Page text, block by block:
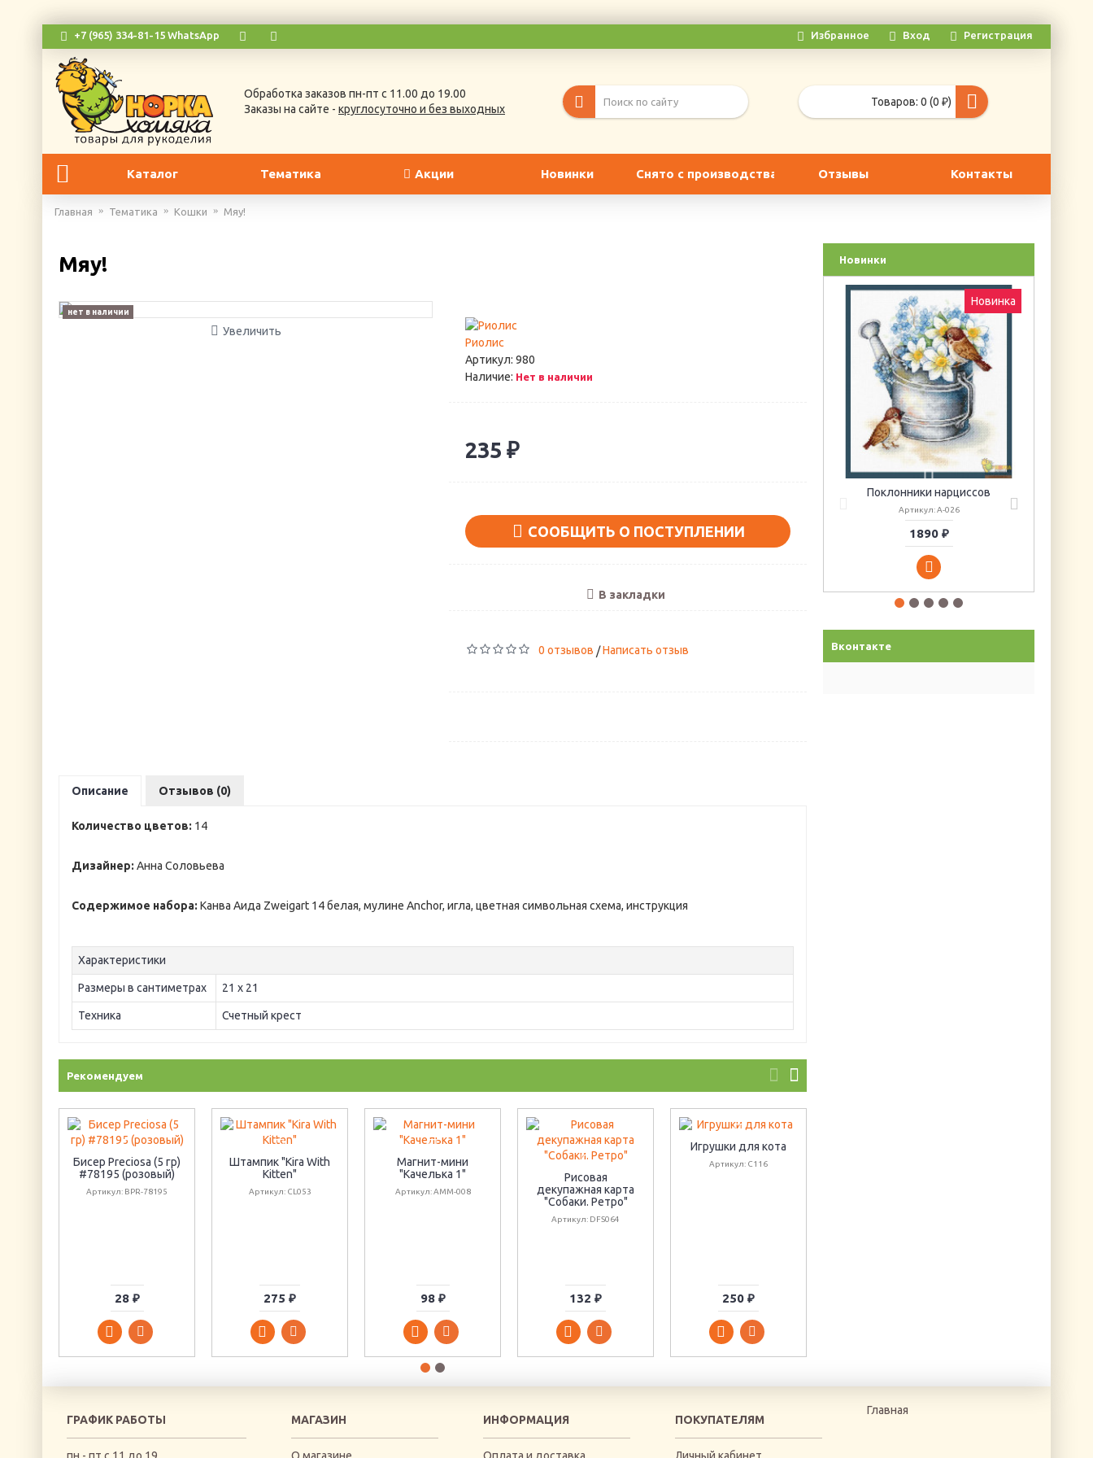
+7 (965) 334-81-15 WhatsApp Избранное Вход Регистрация
Обработка заказов пн-пт с 11.00 до 19.00
Заказы на сайте - круглосуточно и без выходных
Товаров: 0 (0 ₽)
Каталог Тематика Акции Новинки Снято с производства Отзывы Контакты
Главная Тематика Кошки Мяу!
Новинки
Новинка
Поклонники нарциссов
Артикул: А-026
1890 ₽
Вконтакте
Мяу!
нет в наличии
Увеличить
Риолис
Артикул: 980
Наличие: Нет в наличии
235 ₽
СООБЩИТЬ О ПОСТУПЛЕНИИ
В закладки
0 отзывов /Написать отзыв
Описание Отзывов (0)
Количество цветов: 14
Дизайнер: Анна Соловьева
Содержимое набора: Канва Аида Zweigart 14 белая, мулине Anchor, игла, цветная символьная схема, инструкция
Характеристики
Размеры в сантиметрах 21 х 21
Техника Счетный крест
Рекомендуем
Бисер Preciosa (5 гр)
#78195 (розовый)
Артикул: BPR-78195
28 ₽
Штампик "Kira With
Kitten"
Артикул: CL053
275 ₽
Магнит-мини
"Качелька 1"
Артикул: АММ-008
98 ₽
Рисовая
декупажная карта
"Собаки. Ретро"
Артикул: DFS064
132 ₽
Игрушки для кота
Артикул: C116
250 ₽
ГРАФИК РАБОТЫ МАГАЗИН ИНФОРМАЦИЯ ПОКУПАТЕЛЯМ
Главная